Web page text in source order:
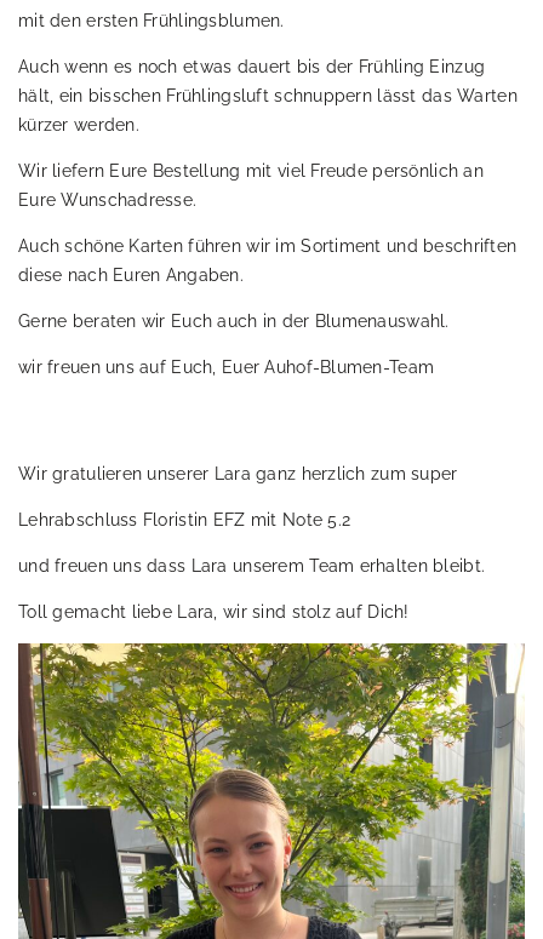
mit den ersten Frühlingsblumen.
Auch wenn es noch etwas dauert bis der Frühling Einzug
hält, ein bisschen Frühlingsluft schnuppern lässt das Warten
kürzer werden.
Wir liefern Eure Bestellung mit viel Freude persönlich an
Eure Wunschadresse.
Auch schöne Karten führen wir im Sortiment und beschriften
diese nach Euren Angaben.
Gerne beraten wir Euch auch in der Blumenauswahl.
wir freuen uns auf Euch, Euer Auhof-Blumen-Team
Wir gratulieren unserer Lara ganz herzlich zum super
Lehrabschluss Floristin EFZ mit Note 5.2
und freuen uns dass Lara unserem Team erhalten bleibt.
Toll gemacht liebe Lara, wir sind stolz auf Dich!